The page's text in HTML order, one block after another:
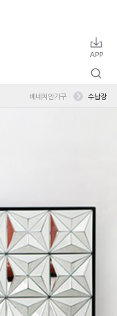
베네치안가구 수납장